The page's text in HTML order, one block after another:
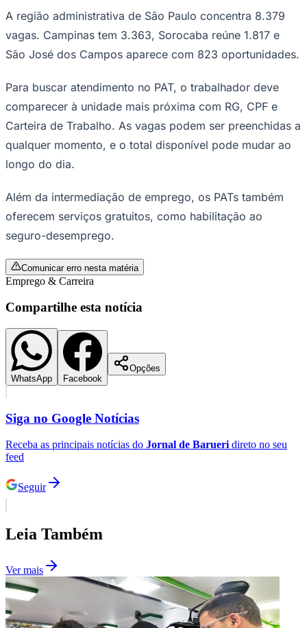
Palmeiras
A região administrativa de São Paulo concentra 8.379
vagas. Campinas tem 3.363, Sorocaba reúne 1.817 e
São José dos Campos aparece com 823 oportunidades.
Para buscar atendimento no PAT, o trabalhador deve
comparecer à unidade mais próxima com RG, CPF e
Carteira de Trabalho. As vagas podem ser preenchidas a
qualquer momento, e o total disponível pode mudar ao
longo do dia.
Além da intermediação de emprego, os PATs também
oferecem serviços gratuitos, como habilitação ao
seguro-desemprego.
Comunicar erro nesta matéria
Emprego & Carreira
Compartilhe esta notícia
WhatsApp Facebook
Opções
Siga no Google Notícias
Receba as principais notícias do Jornal de Barueridireto no seu
feed
Seguir
Leia Também
Ver mais